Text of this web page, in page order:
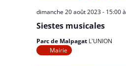
Siestes musicales
dimanche 20 août 2023 - 15:00à
Parc de Malpagat L'UNION
Mairie